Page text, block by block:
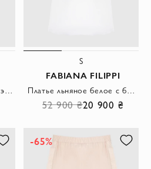
Льняные белые шорты с эластичным поясом
S
FABIANA FILIPPI
Платье льняное белое с блестящей вставкой и контрастным поясом женское
52 900 ₴20 900 ₴
-65%